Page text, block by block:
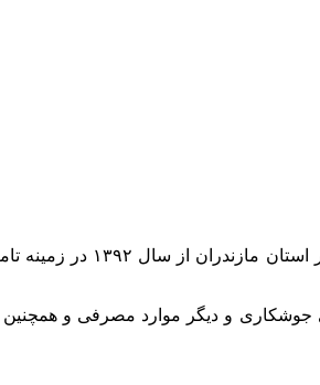
۱۳۹۲ در زمینه تامین قطعات و
و دیگر موارد مصرفی و همچنین